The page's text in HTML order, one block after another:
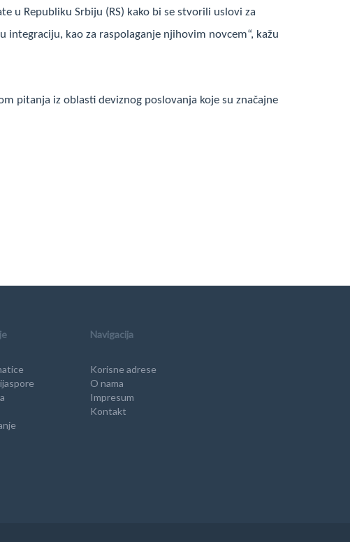
u Republiku Srbiju (RS) kako bi se stvorili uslovi za
integraciju, kao za raspolaganje njihovim novcem“, kažu
pitanja iz oblasti deviznog poslovanja koje su značajne
Navigacija
Korisne adrese
O nama
Impresum
Kontakt